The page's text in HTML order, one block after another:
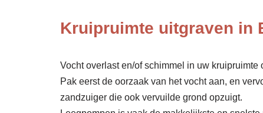
Kruipruimte uitgraven in
Vocht overlast en/of schimmel in uw
Pak eerst de oorzaak van het vocht aan, en
zandzuiger die ook vervuilde grond opzuigt.